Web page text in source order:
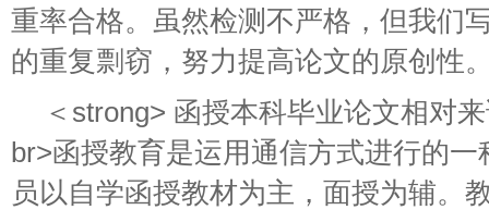
重率合格。虽然检测不严格，但我们
的重复剽窃，努力提高论文的原创性
＜strong> 函授本科毕业论文相对
br>函授教育是运用通信方式进行的
员以自学函授教材为主，面授为辅。